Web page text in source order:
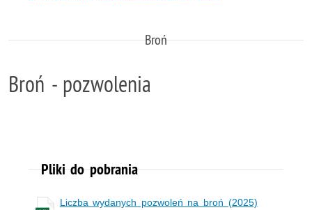
Broń
Broń - pozwolenia
Pliki do pobrania
Liczba wydanych pozwoleń na broń (2025)